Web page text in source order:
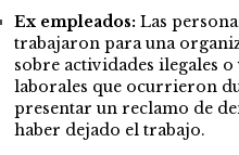
Ex empleados: Las
trabajaron para una
sobre actividades ilegales
laborales que ocurrieron
presentar un reclamo de
haber dejado el trabajo.